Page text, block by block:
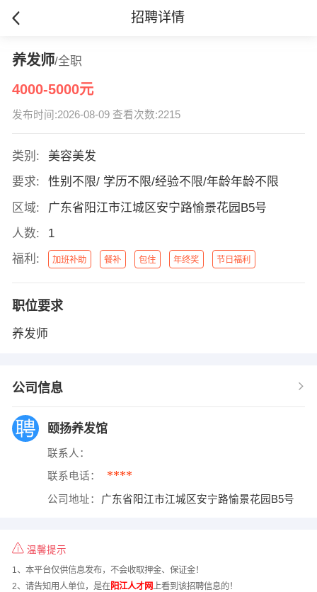
招聘详情
养发师/全职
4000-5000元
发布时间:2026-08-09 查看次数:2215
类别:
美容美发
要求:
性别不限/ 学历不限/经验不限/年龄年龄不限
区域:
广东省阳江市江城区安宁路愉景花园B5号
人数:
1
福利:
加班补助 餐补 包住 年终奖 节日福利
职位要求
养发师
公司信息
颐扬养发馆
联系人：
联系电话： ****
公司地址： 广东省阳江市江城区安宁路愉景花园B5号
温馨提示
1、本平台仅供信息发布，不会收取押金、保证金！
2、请告知用人单位，是在阳江人才网 上看到该招聘信息的！